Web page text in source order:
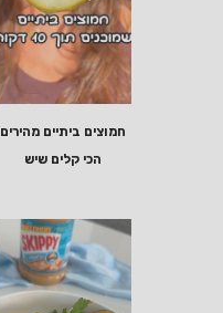
חמוצים ביתיים מהירים
הכי קלים שיש